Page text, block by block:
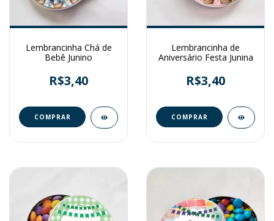
Lembrancinha Chá de
Bebê Junino
R$3,40
Lembrancinha de
Aniversário Festa Junina
R$3,40